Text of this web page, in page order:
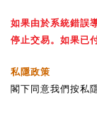
如果由於系統錯誤
停止交易。如果已
私隱政策
閣下同意我們按私